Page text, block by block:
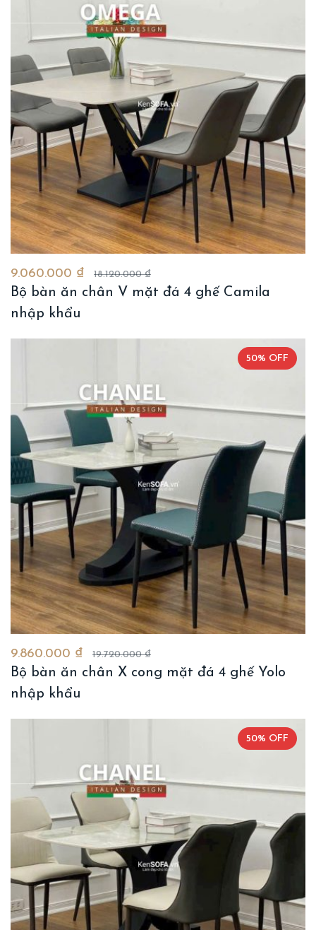
9.060.000 ₫ 18.120.000 ₫
Bộ bàn ăn chân V mặt đá 4 ghế Camila
nhập khẩu
50% OFF
9.860.000 ₫ 19.720.000 ₫
Bộ bàn ăn chân X cong mặt đá 4 ghế Yolo
nhập khẩu
50% OFF